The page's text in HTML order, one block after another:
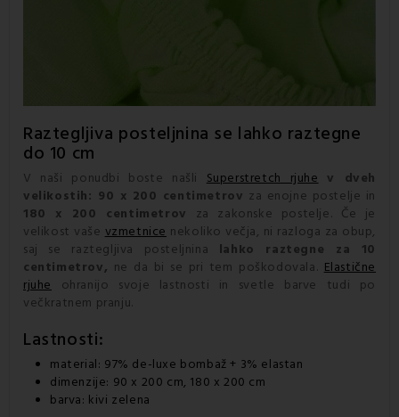
Raztegljiva posteljnina se lahko raztegne
do 10 cm
V naši ponudbi boste našli Superstretch rjuhe v dveh
velikostih: 90 x 200 centimetrov za enojne postelje in
180 x 200 centimetrov za zakonske postelje. Če je
velikost vaše vzmetnicenekoliko večja, ni razloga za obup,
saj se raztegljiva posteljnina lahko raztegne za 10
centimetrov, ne da bi se pri tem poškodovala. Elastične
rjuhe ohranijo svoje lastnosti in svetle barve tudi po
večkratnem pranju.
Lastnosti:
material: 97% de-luxe bombaž + 3% elastan
dimenzije: 90 x 200 cm, 180 x 200 cm
barva: kivi zelena